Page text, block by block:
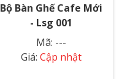
Bộ Bàn Ghế Cafe Mới
- Lsg 001
Mã: ---
Giá: Cập nhật